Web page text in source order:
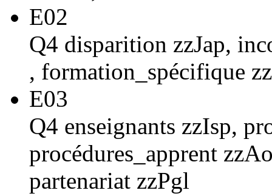
E02
Q4 disparition zzJap,
, formation_spécifique
E03
Q4 enseignants zzIsp,
procédures_apprent
partenariat zzPgl